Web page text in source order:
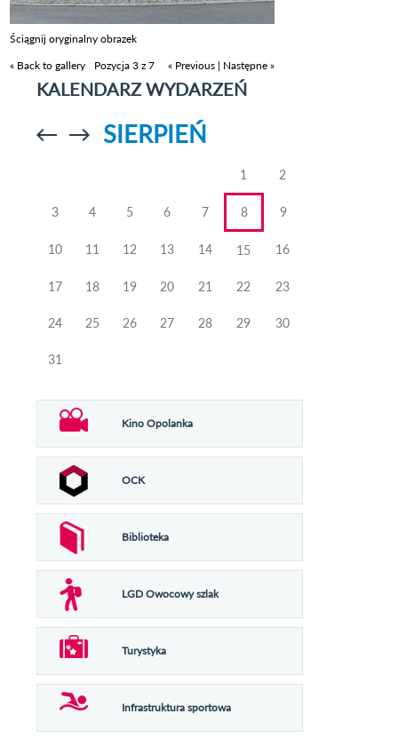
Ściągnij oryginalny obrazek
« Back to gallery
Pozycja 3 z 7 « Previous | Następne »
KALENDARZ WYDARZEŃ
Przejdź doPrzejdź do
SIERPIEŃ
1 2
3 4 5 6 7 8 9
10 11 12 13 14 15 16
17 18 19 20 21 22 23
24 25 26 27 28 29 30
31
Kino Opolanka
OCK
Biblioteka
LGD Owocowy szlak
Turystyka
Infrastruktura sportowa